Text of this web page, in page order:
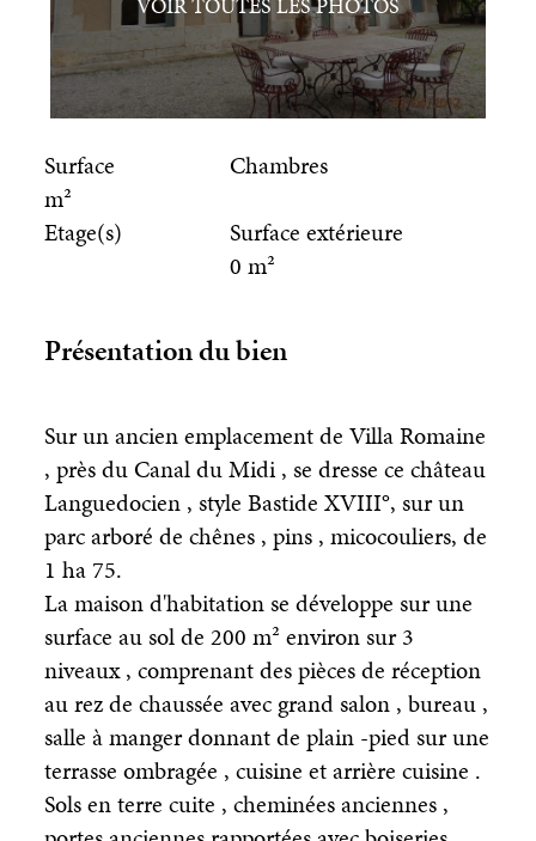
Surface
m²
Chambres
Etage(s)
Surface extérieure
0 m²
Présentation du bien
Sur un ancien emplacement de Villa Romaine
, près du Canal du Midi , se dresse ce château
Languedocien , style Bastide XVIII°, sur un
parc arboré de chênes , pins , micocouliers, de
1 ha 75.
La maison d'habitation se développe sur une
surface au sol de 200 m² environ sur 3
niveaux , comprenant des pièces de réception
au rez de chaussée avec grand salon , bureau ,
salle à manger donnant de plain -pied sur une
terrasse ombragée , cuisine et arrière cuisine .
Sols en terre cuite , cheminées anciennes ,